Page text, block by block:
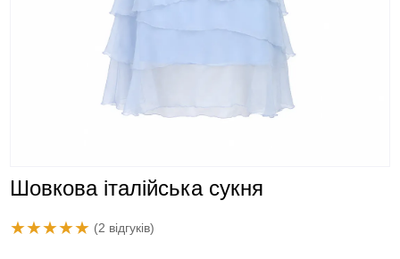
Шовкова італійська сукня
★★★★★ (2 відгуків)